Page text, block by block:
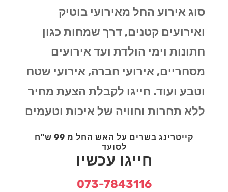
סוג אירוע החל מאירועי בוטיק
ואירועים קטנים, דרך שמחות כגון
חתונות וימי הולדת ועד אירועים
מסחריים, אירועי חברה, אירועי שטח
וטבע ועוד. חייגו לקבלת הצעת מחיר
ללא תחרות וחוויה של איכות וטעמים
קייטרינג בשרים על האש החל מ 99 ש"ח
לסועד
חייגו עכשיו
073-7843116